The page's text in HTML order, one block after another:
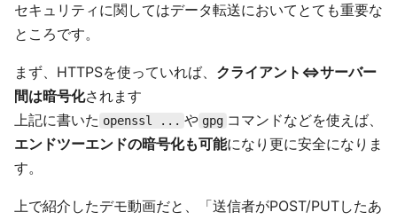
セキュリティに関してはデータ転送においてとても重要な
ところです。
まず、HTTPSを使っていれば、 クライアント<=>サーバー
間は暗号化されます
上記に書いた openssl ... や gpg コマンドなどを使えば、
エンドツーエンドの暗号化も可能になり更に安全になりま
す。
上で紹介したデモ動画だと、「送信者がPOST/PUTしたあ